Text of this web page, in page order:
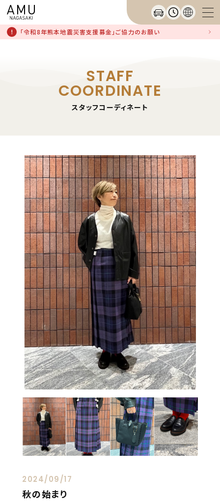
「令和8年熊本地震災害支援募金」ご協力のお願い
STAFF
COORDINATE
スタッフコーディネート
2024/09/17
秋の始まり